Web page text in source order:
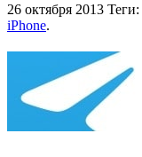
26 октября 2013 Теги:
iPhone.